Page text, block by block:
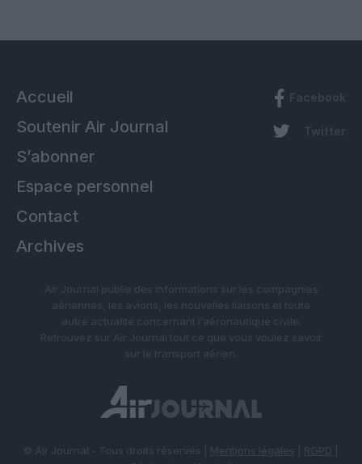
Accueil
Soutenir Air Journal
S’abonner
Espace personnel
Contact
Archives